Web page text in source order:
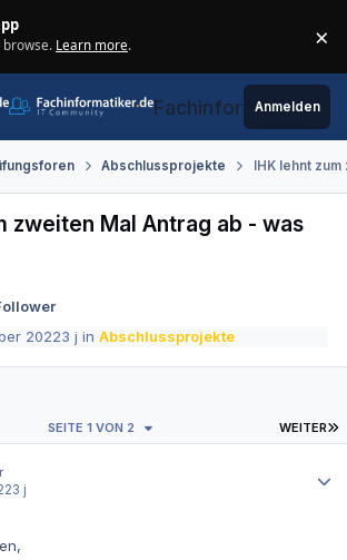
browse. Learn more. ×
Fachinformatiker.de
Anmelden
Abschlussprojekte IHK lehnt
zweiten Mal Antrag ab - was
20223 j inAbschlussprojekte
WEITER
SEITE 1 VON 2
3 j